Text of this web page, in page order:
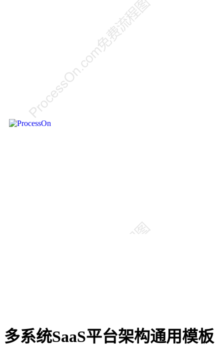
多系统SaaS平台架构通用模板